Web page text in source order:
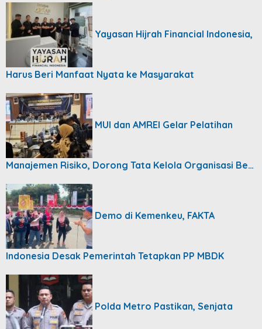
Yayasan Hijrah Financial Indonesia,
Harus Beri Manfaat Nyata ke Masyarakat
MUI dan AMREI Gelar Pelatihan
Manajemen Risiko, Dorong Tata Kelola Organisasi Be…
Demo di Kemenkeu, FAKTA
Indonesia Desak Pemerintah Tetapkan PP MBDK
Polda Metro Pastikan, Senjata